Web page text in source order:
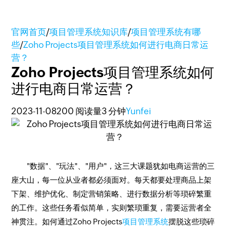
官网首页/项目管理系统知识库/项目管理系统有哪
些/Zoho Projects项目管理系统如何进行电商日常运
营？
Zoho Projects项目管理系统如何
进行电商日常运营？
2023-11-08200 阅读量3 分钟Yunfei
"数据"、"玩法"、"用户"，这三大课题犹如电商运营的三
座大山，每一位从业者都必须面对。每天都要处理商品上架
下架、维护优化、制定营销策略、进行数据分析等琐碎繁重
的工作。这些任务看似简单，实则繁琐重复，需要运营者全
神贯注。如何通过Zoho Projects项目管理系统摆脱这些琐碎